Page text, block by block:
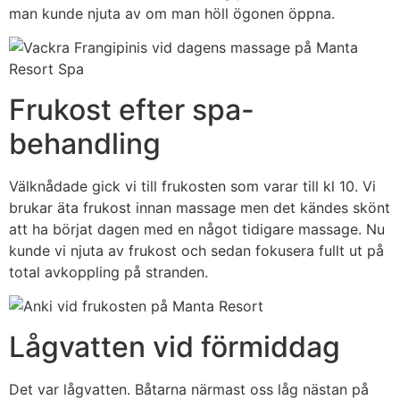
man kunde njuta av om man höll ögonen öppna.
Frukost efter spa-
behandling
Välknådade gick vi till frukosten som varar till kl 10. Vi
brukar äta frukost innan massage men det kändes skönt
att ha börjat dagen med en något tidigare massage. Nu
kunde vi njuta av frukost och sedan fokusera fullt ut på
total avkoppling på stranden.
Lågvatten vid förmiddag
Det var lågvatten. Båtarna närmast oss låg nästan på